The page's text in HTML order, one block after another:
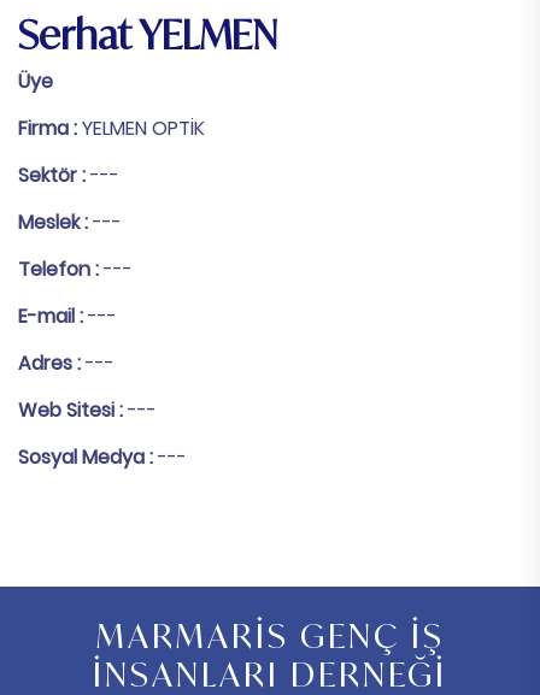
Serhat YELMEN
Üye
Firma :YELMEN OPTİK
Sektör :---
Meslek :---
Telefon :---
E-mail :---
Adres :---
Web Sitesi :---
Sosyal Medya :---
MARMARİS GENÇ İŞ
İNSANLARI DERNEĞİ